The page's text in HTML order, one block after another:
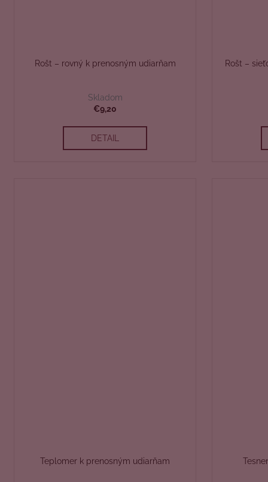
Rošt – rovný k prenosným udiarňam
Skladom
€9,20
DETAIL
Rošt –
Teplomer k prenosným udiarňam